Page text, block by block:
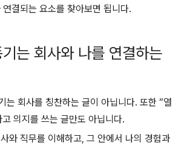
결되는 요소를 찾아보면 됩니다.
는 회사와 나를 연결하는
는 회사를 칭찬하는 글이 아닙니다. 또한 “열
의지를 쓰는 글만도 아닙니다.
와 직무를 이해하고, 그 안에서 나의 경험과